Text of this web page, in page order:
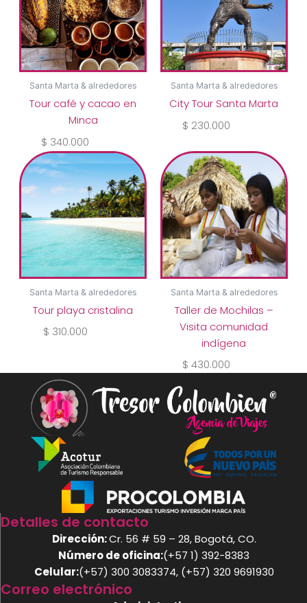
Santa Marta & alrededores
Tour café y cacao en
Minca
$ 340.000
Santa Marta & alrededores
City Tour Santa Marta
$ 230.000
Santa Marta & alrededores
Tour playa cristalina
$ 310.000
Santa Marta & alrededores
Taller de Mochilas –
Visita comunidad
indígena
$ 430.000
Detalles de contacto
Dirección:Cr. 56 # 59 – 28, Bogotá, CO.
Número de oficina:(+57 1) 392-8383
Celular:(+57) 300 3083374, (+57) 320 9691930
Correo electrónico